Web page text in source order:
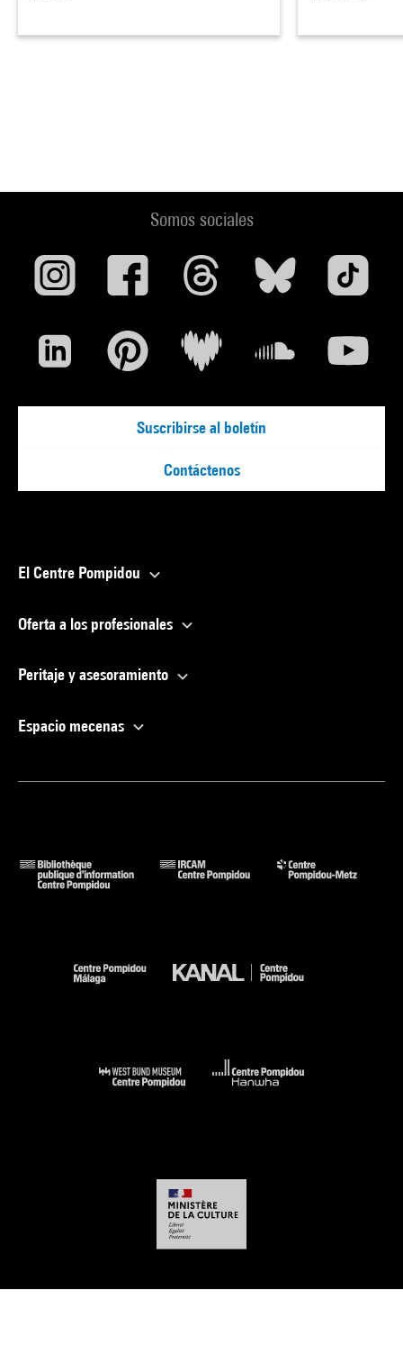
Somos sociales
Suscribirse al boletín
Contáctenos
El Centre Pompidou
Oferta a los profesionales
Peritaje y asesoramiento
Espacio mecenas